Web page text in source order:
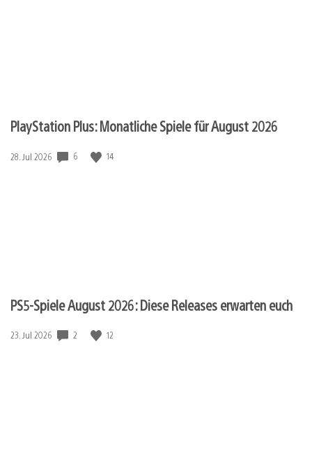
PlayStation Plus: Monatliche Spiele für August 2026
Veröffentlichungsdatum:
28. Jul 2026 6 14
PS5-Spiele August 2026: Diese Releases erwarten euch
Veröffentlichungsdatum:
23. Jul 2026 2 12